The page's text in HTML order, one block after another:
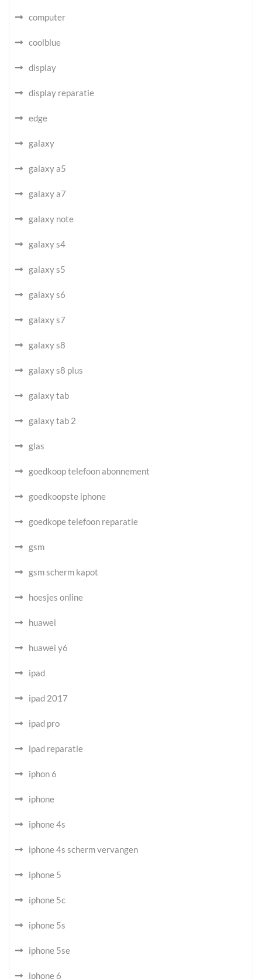
computer
coolblue
display
display reparatie
edge
galaxy
galaxy a5
galaxy a7
galaxy note
galaxy s4
galaxy s5
galaxy s6
galaxy s7
galaxy s8
galaxy s8 plus
galaxy tab
galaxy tab 2
glas
goedkoop telefoon abonnement
goedkoopste iphone
goedkope telefoon reparatie
gsm
gsm scherm kapot
hoesjes online
huawei
huawei y6
ipad
ipad 2017
ipad pro
ipad reparatie
iphon 6
iphone
iphone 4s
iphone 4s scherm vervangen
iphone 5
iphone 5c
iphone 5s
iphone 5se
iphone 6